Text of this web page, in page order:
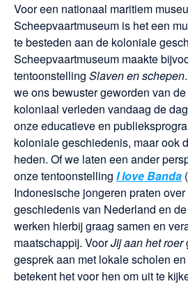
Voor een nationaal maritiem
Scheepvaartmuseum is het een
te besteden aan de koloniale
Scheepvaartmuseum maakte
tentoonstelling Slaven en schepen
we ons bewuster geworden van
koloniaal verleden vandaag de
onze educatieve en
koloniale geschiedenis, maar ook
heden. Of we laten een ander
onze tentoonstelling I love Banda
Indonesische jongeren praten
geschiedenis van Nederland en
werken hierbij graag samen en
maatschappij. VoorJij aan het roer
gesprek aan met lokale scholen
betekent het voor hen om uit te